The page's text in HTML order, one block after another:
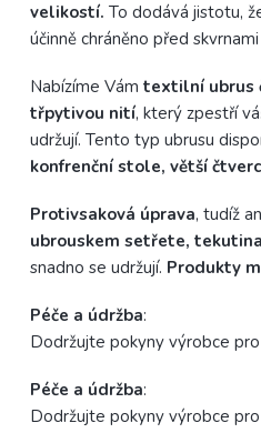
velikostí. To dodává jistotu,
účinně chráněno před
Nabízíme Vám textilní ubrus
třpytivou nití, který zpestří
udržují. Tento typ ubrusu
konfrenční stole, větší
Protivsaková úprava, tudíž
ubrouskem setřete,
snadno se udržují. Produkty
Péče a údržba:
Dodržujte pokyny výrobce
Péče a údržba:
Dodržujte pokyny výrobce